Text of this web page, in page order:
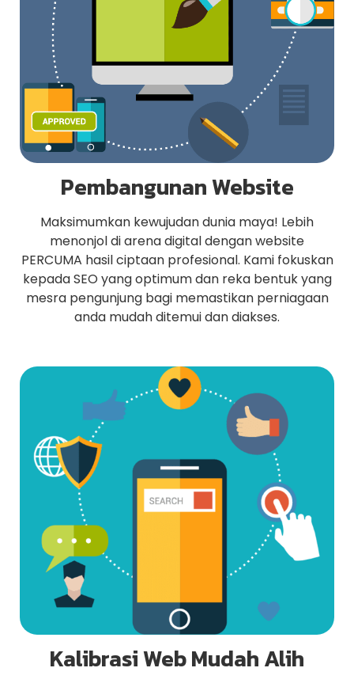
Pembangunan Website
Maksimumkan kewujudan dunia maya! Lebih
menonjol di arena digital dengan website
PERCUMA hasil ciptaan profesional. Kami fokuskan
kepada SEO yang optimum dan reka bentuk yang
mesra pengunjung bagi memastikan perniagaan
anda mudah ditemui dan diakses.
Kalibrasi Web Mudah Alih